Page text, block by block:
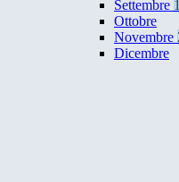
Settembre 1
Ottobre
Novembre
Dicembre